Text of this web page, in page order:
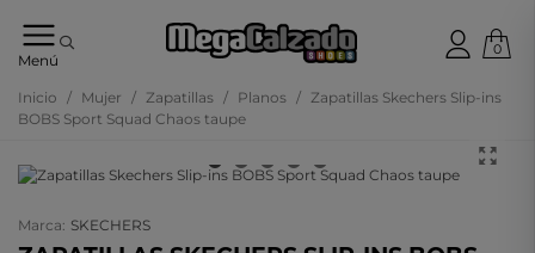
Menú
online
0
Inicio / Mujer / Zapatillas / Planos / Zapatillas Skechers Slip-ins
BOBS Sport Squad Chaos taupe
Marca: SKECHERS